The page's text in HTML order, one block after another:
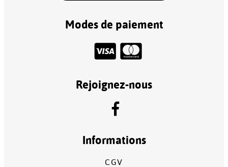
Modes de paiement
Rejoignez-nous
Informations
CGV